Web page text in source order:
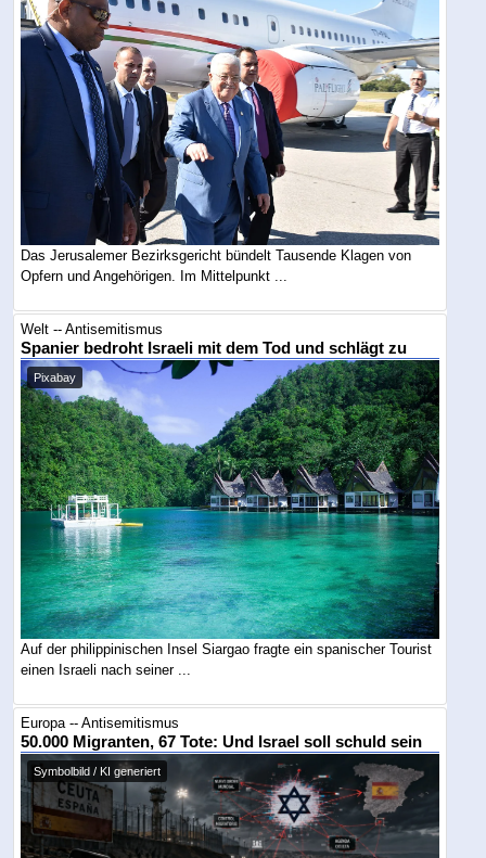
Das Jerusalemer Bezirksgericht bündelt Tausende Klagen von
Opfern und Angehörigen. Im Mittelpunkt ...
Welt -- Antisemitismus
Spanier bedroht Israeli mit dem Tod und schlägt zu
Pixabay
Auf der philippinischen Insel Siargao fragte ein spanischer Tourist
einen Israeli nach seiner ...
Europa -- Antisemitismus
50.000 Migranten, 67 Tote: Und Israel soll schuld sein
Symbolbild / KI generiert